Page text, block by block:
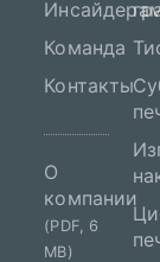
Команда
Контакты
О
компании
(PDF, 6
MB)